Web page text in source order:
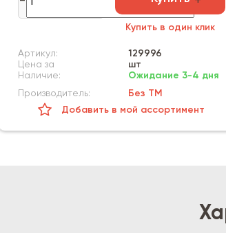
Купить в один клик
Артикул:
129996
Цена за
шт
Наличие:
Ожидание 3-4 дня
Производитель:
Без ТМ
Добавить в мой ассортимент